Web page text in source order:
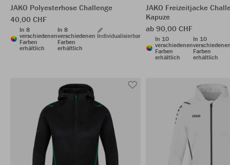
JAKO Polyesterhose Challenge
40,00 CHF
In 8
verschiedenen
Farben
erhältlich
In 8
verschiedenen
Farben
erhältlich
Individualisierbar
JAKO Freizeitjacke
Kapuze
ab 90,00 CHF
In 10
verschiedenen
Farben
erhältlich
In 10
Farben
erhältlich